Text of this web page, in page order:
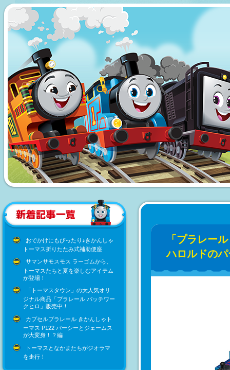
おでかけにもぴったり♪きかんしゃ
トーマス折りたたみ式補助便座
サマンサモスモス ラーゴムから、
トーマスたちと夏を楽しむアイテム
が登場！
「トーマスタウン」の大人気オリ
ジナル商品「プラレール パッチワー
クヒロ」販売中！
カプセルプラレール きかんしゃト
ーマス P122 パーシーとジェームス
が大変身！？編
トーマスとなかまたちがジオラマ
を走行！
「プラレー
ハロルドの